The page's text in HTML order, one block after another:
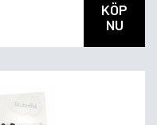
KÖP
NU